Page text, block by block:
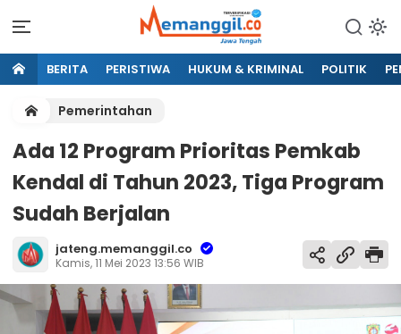
BERITA PERISTIWA HUKUM & KRIMINAL POLITIK
Pemerintahan
Ada 12 Program Prioritas Pemkab
Kendal di Tahun 2023, Tiga Program
Sudah Berjalan
jateng.memanggil.co
Kamis, 11 Mei 2023 13:56 WIB